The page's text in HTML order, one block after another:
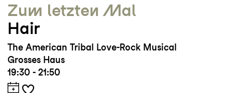
Zum letzten Mal
Hair
The American Tribal Love-Rock Musical
Grosses Haus
19:30 - 21:50